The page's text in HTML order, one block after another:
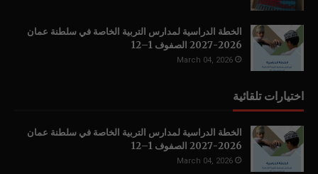
الخطة الدراسية لمدارس التربية الخاصة في سلطنة عمان
2026-2027 الصفوف 1–12
March 04, 2026
اختيارات تلقائية
الخطة الدراسية لمدارس التربية الخاصة في سلطنة عمان
2026-2027 الصفوف 1–12
March 04, 2026